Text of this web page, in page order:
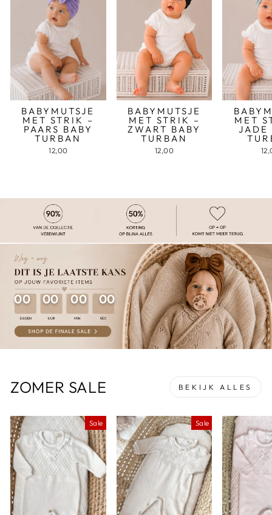
BABYMUTSJE
MET STRIK –
PAARS BABY
TURBAN
12,00
BABYMUTSJE
MET STRIK –
ZWART BABY
TURBAN
12,00
MET
JADE
00 00 00 00
ZOMER SALE BEKIJK ALLES
Sale Sale